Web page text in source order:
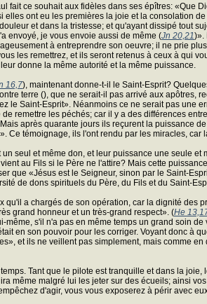
ce souhait aux fidèles dans ses épîtres: «Que
ont eu les premières la joie et la consolation
et dans la tristesse; et qu'ayant dissipé tout
envoyé, je vous envoie aussi de même (Jn 20,21)».
à entreprendre son oeuvre; il ne prie
les remettrez, et ils seront retenus à ceux à qui
donne la même autorité et la même puissance.
16,7), maintenant donne-t-il le Saint-Esprit?
terre (), que ne serait-il pas arrivé aux apôtres,
Saint-Esprit». Néanmoins ce ne serait pas une
remettre les péchés; car il y a des différences
après quarante jours ils reçurent la puissance
Ce témoignage, ils l'ont rendu par les miracles,
seul et même don, et leur puissance une seule
au Fils si le Père ne l'attire? Mais cette
que «Jésus est le Seigneur, sinon par le Saint-
de dons spirituels du Père, du Fils et du Saint-
a chargés de son opération, car la dignité des
grand honneur et un très-grand respect». (He
s'il n'a pas en même temps un grand soin
en son pouvoir pour les corriger. Voyant donc à
et ils ne veillent pas simplement, mais comme
Tant que le pilote est tranquille et dans la
même malgré lui les jeter sur des écueils; ainsi
d'agir, vous vous exposerez à périr avec